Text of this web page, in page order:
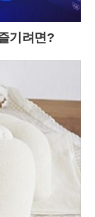
기려면?